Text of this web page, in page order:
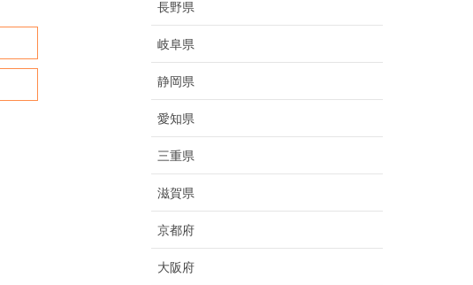
長野県
岐阜県
静岡県
愛知県
三重県
滋賀県
京都府
大阪府